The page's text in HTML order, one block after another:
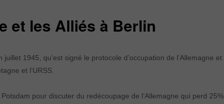
et les Alliés à Berlin
1945, qu’est signé le protocole d’occupation de l’Allemagne et
et l’URSS.
pour discuter du redécoupage de l’Allemagne qui perd 25%